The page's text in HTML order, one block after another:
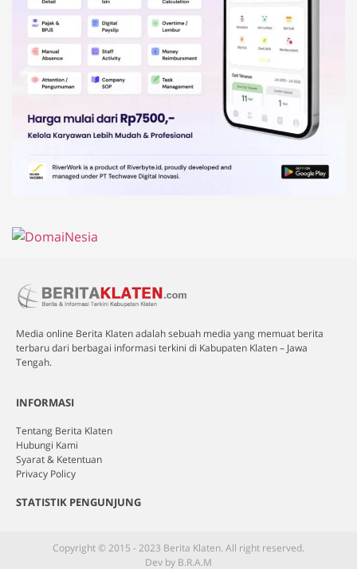
Media online Berita Klaten adalah sebuah media yang memuat berita
terbaru dari berbagai informasi terkini di Kabupaten Klaten – Jawa
Tengah.
INFORMASI
Tentang Berita Klaten
Hubungi Kami
Syarat & Ketentuan
Privacy Policy
STATISTIK PENGUNJUNG
Copyright © 2015 - 2023 Berita Klaten. All right reserved.
Dev by B.R.A.M